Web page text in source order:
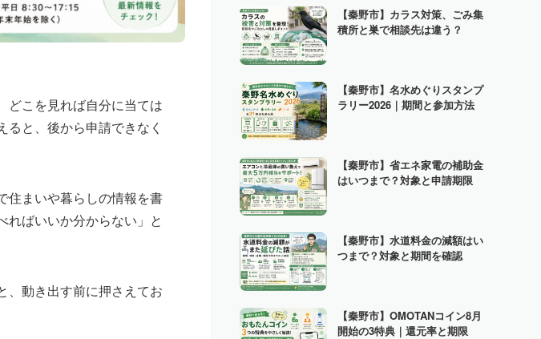
どこを見れば自分に当ては
と、後から申請できなく
住まいや暮らしの情報を書
ればいいか分からない」と
、動き出す前に押さえてお
【秦野市】カラス対策、ごみ集
積所と巣で相談先は違う？
【秦野市】名水めぐりスタンプ
ラリー2026｜期間と参加方法
【秦野市】省エネ家電の補助金
はいつまで？対象と申請期限
【秦野市】水道料金の減額はい
つまで？対象と期間を確認
【秦野市】OMOTANコイン8月
開始の3特典｜還元率と期限